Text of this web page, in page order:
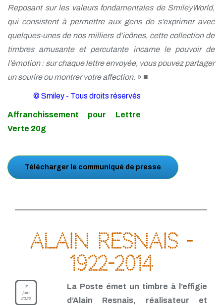
Reposant sur les valeurs fondamentales de SmileyWorld,
qui consistent à permettre aux gens de s’exprimer avec
quelques-unes de nos milliers d’icônes, cette collection de
timbres amusante et percutante incarne le pouvoir de
l’émotion : sur chaque lettre envoyée, vous pouvez partager
un sourire ou montrer votre affection. » ■
© Smiley - Tous droits réservés
Affranchissement pour Lettre
Verte 20g
Télécharger le communiqué de presse
Alain Resnais -
1922-2014
7
juin
2022
La Poste émet un timbre à l’effigie
d’Alain Resnais, réalisateur et